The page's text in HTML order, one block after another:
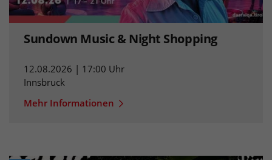
Sundown Music & Night Shopping
12.08.2026 | 17:00 Uhr
Innsbruck
Mehr Informationen